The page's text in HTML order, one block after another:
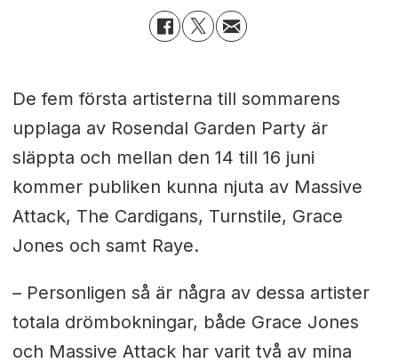
De fem första artisterna till sommarens
upplaga av Rosendal Garden Party är
släppta och mellan den 14 till 16 juni
kommer publiken kunna njuta av Massive
Attack, The Cardigans, Turnstile, Grace
Jones och samt Raye.
– Personligen så är några av dessa artister
totala drömbokningar, både Grace Jones
och Massive Attack har varit två av mina